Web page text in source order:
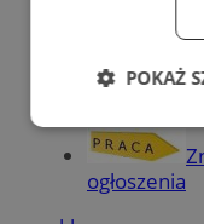
ogłoszenia
POKAŻ